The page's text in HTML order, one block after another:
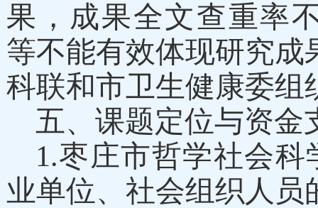
果，成果全文查重率
等不能有效体现研究成
科联和市卫生健康委组
五、课题定位与资金
1.枣庄市哲学社会
业单位、社会组织人